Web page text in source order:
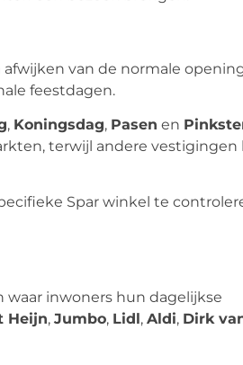
afwijken van de normale
feestdagen.
, Koningsdag, Pasen en
terwijl andere vestigingen
Spar winkel te
waar inwoners hun dagelijkse
Heijn, Jumbo, Lidl, Aldi, Dirk